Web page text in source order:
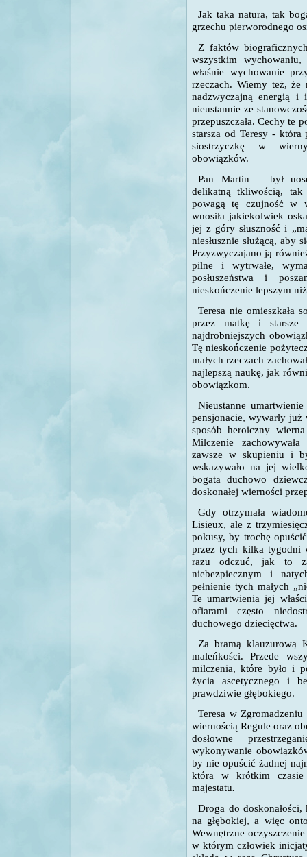
Jak taka natura, tak
grzechu pierworodnego
Z faktów
wszystkim
właśnie wychowanie
rzeczach. Wiemy też,
nadzwyczajną energią i
nieustannie ze
przepuszczała. Cechy te
starsza od Teresy - która
siostrzyczkę w
obowiązków.
Pan Martin – był
delikatną tkliwością,
powagą tę czujność w
wnosiła jakiekolwiek
jej z góry słuszność i
niesłusznie służącą, aby
Przyzwyczajano ją
pilne i wytrwałe,
posłuszeństwa i
nieskończenie lepszym
Teresa nie omieszkała
przez matkę i starsze
najdrobniejszych
Tę nieskończenie
małych rzeczach
najlepszą naukę, jak
obowiązkom.
Nieustanne
pensjonacie, wywarły
sposób heroiczny
Milczenie zachowywała
zawsze w skupieniu i
wskazywało na jej
bogata duchowo
doskonałej wierności
Gdy otrzymała
Lisieux, ale z
pokusy, by trochę
przez tych kilka tygodni
razu odczuć, jak to
niebezpiecznym i
pełnienie tych małych
Te umartwienia jej
ofiarami często
duchowego dziecięctwa.
Za bramą klauzurową
maleńkości. Przede
milczenia, które było i
życia ascetycznego i
prawdziwie głębokiego.
Teresa w
wiernością Regule oraz
dosłowne
wykonywanie
by nie opuścić żadnej
która w krótkim czasie
majestatu.
Droga do doskonałości,
na głębokiej, a więc
Wewnętrzne
w którym człowiek